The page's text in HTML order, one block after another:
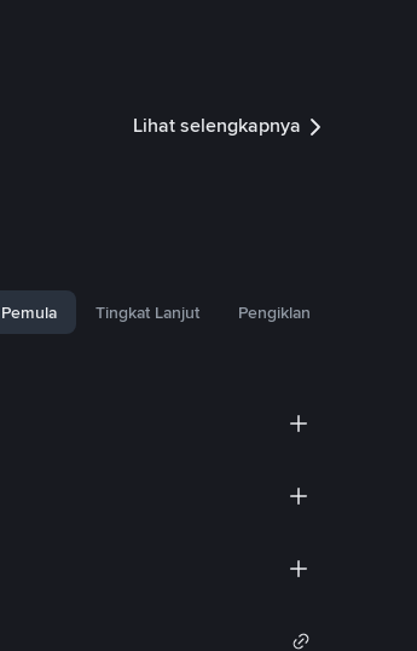
Lihat selengkapnya
Pemula Tingkat Lanjut Pengiklan